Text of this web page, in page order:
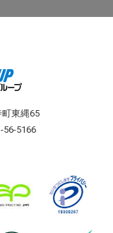
東縄65
56-5166